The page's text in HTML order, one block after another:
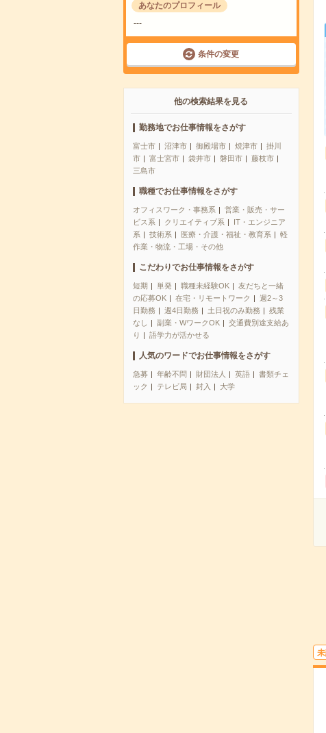
あなたのプロフィール
---
条件の変更
他の検索結果を見る
勤務地でお仕事情報をさがす
富士市 沼津市 御殿場市 焼津市
掛川
市
富士宮市 袋井市 磐田市
藤枝市
三島市
職種でお仕事情報をさがす
オフィスワーク・事務系
営業・販売・サー
ビス系
クリエイティブ系
IT・エンジニア
系
技術系 医療・介護・福祉・教育系
軽
作業・物流・工場・その他
こだわりでお仕事情報をさがす
短期 単発 職種未経験OK
友だちと一緒
の応募OK
在宅・リモートワーク
週2～3
日勤務
週4日勤務 土日祝のみ勤務
残業
なし
副業・WワークOK
交通費別途支給あ
り
語学力が活かせる
人気のワードでお仕事情報をさがす
急募 年齢不問 財団法人 英語
書類チェ
ック
テレビ局 封入 大学